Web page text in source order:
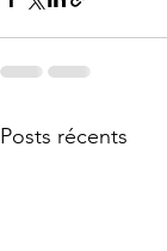
Posts récents